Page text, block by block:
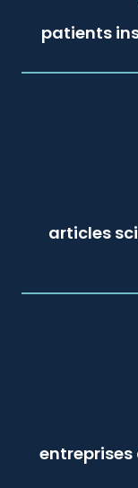
patients
articles
entreprises